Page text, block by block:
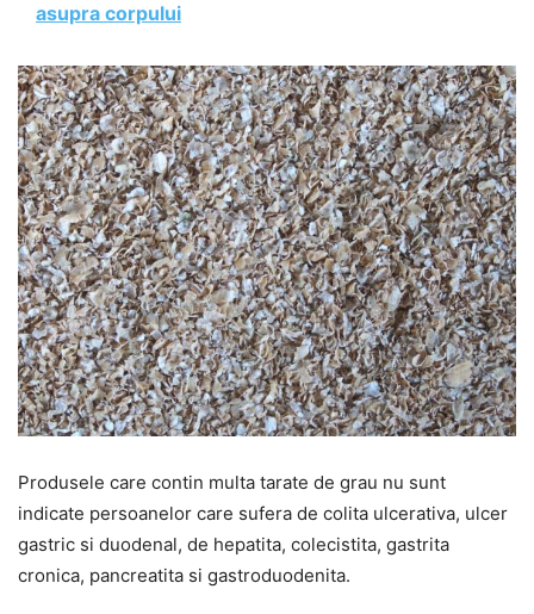
asupra corpului
Produsele care contin multa tarate de grau nu sunt
indicate persoanelor care sufera de colita ulcerativa, ulcer
gastric si duodenal, de hepatita, colecistita, gastrita
cronica, pancreatita si gastroduodenita.